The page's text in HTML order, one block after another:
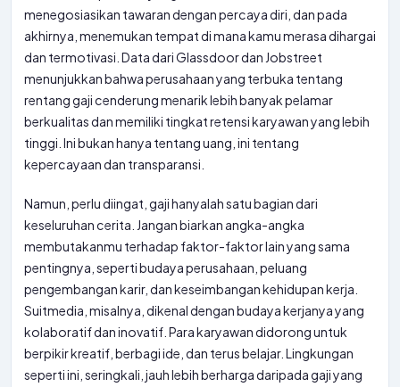
menegosiasikan tawaran dengan percaya diri, dan pada
akhirnya, menemukan tempat di mana kamu merasa dihargai
dan termotivasi. Data dari Glassdoor dan Jobstreet
menunjukkan bahwa perusahaan yang terbuka tentang
rentang gaji cenderung menarik lebih banyak pelamar
berkualitas dan memiliki tingkat retensi karyawan yang lebih
tinggi. Ini bukan hanya tentang uang, ini tentang
kepercayaan dan transparansi.
Namun, perlu diingat, gaji hanyalah satu bagian dari
keseluruhan cerita. Jangan biarkan angka-angka
membutakanmu terhadap faktor-faktor lain yang sama
pentingnya, seperti budaya perusahaan, peluang
pengembangan karir, dan keseimbangan kehidupan kerja.
Suitmedia, misalnya, dikenal dengan budaya kerjanya yang
kolaboratif dan inovatif. Para karyawan didorong untuk
berpikir kreatif, berbagi ide, dan terus belajar. Lingkungan
seperti ini, seringkali, jauh lebih berharga daripada gaji yang